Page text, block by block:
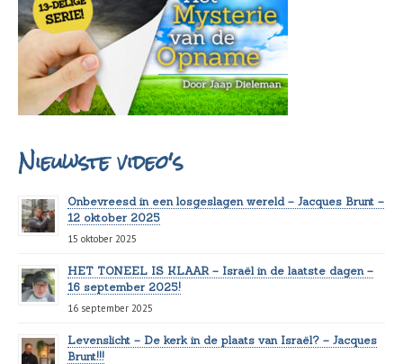
Nieuwste video's
Onbevreesd in een losgeslagen wereld – Jacques Brunt –
12 oktober 2025
15 oktober 2025
HET TONEEL IS KLAAR – Israël in de laatste dagen –
16 september 2025!
16 september 2025
Levenslicht – De kerk in de plaats van Israël? – Jacques
Brunt!!!